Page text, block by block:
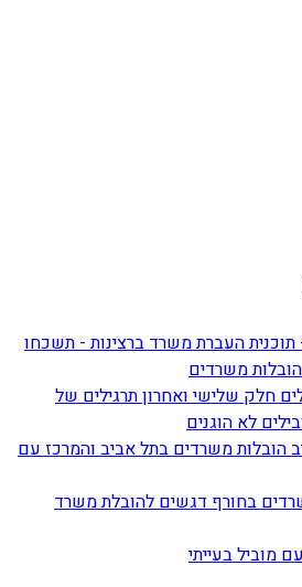
העברת משרד ברצינות - תשכחו
משרדים
תרגילים של
לא הוגנים
הובלות משרדים בתל אביב והמרכז עם
דגשים להובלת משרד
מוביל בעייתי